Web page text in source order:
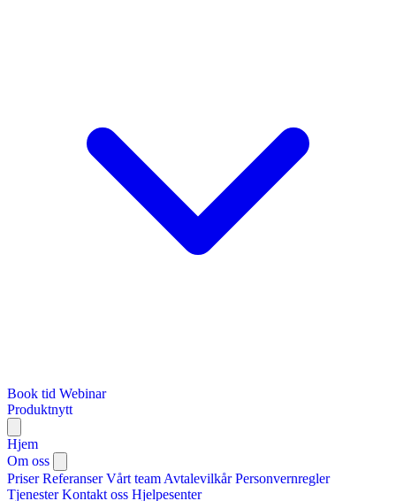
Book tid Webinar
Produktnytt
Hjem
Om oss
Priser Referanser Vårt team Avtalevilkår Personvernregler
Tjenester Kontakt oss Hjelpesenter